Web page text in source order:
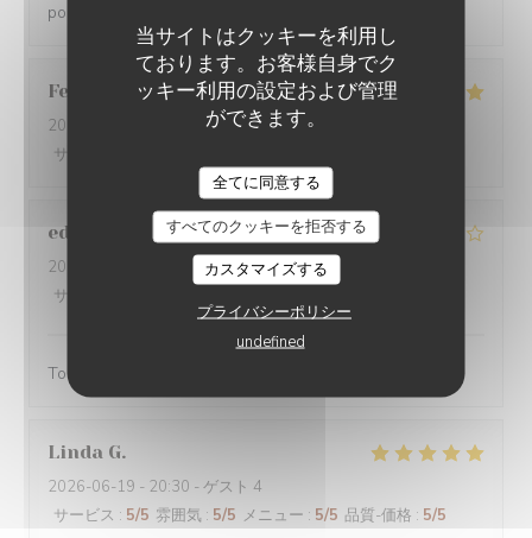
当サイトはクッキーを利用し
ております。お客様自身でク
ッキー利用の設定および管理
ができます。
全てに同意する
すべてのクッキーを拒否する
カスタマイズする
プライバシーポリシー
undefined
pour rester clients. N hésitez pas surtout
Federico F
2026-07-05
- 21:30 - ゲスト 2
サービス
edmond
2026-06-19
- 12:00 - ゲスト 2
サービス
Toujours très bien
Linda G
2026-06-19 - 20:30 - ゲスト 4
サービス : 5/5 雰囲気 : 5/5 メニュー : 5/5 品質-価格 : 5/5
LE CHALET DE NEUILLY